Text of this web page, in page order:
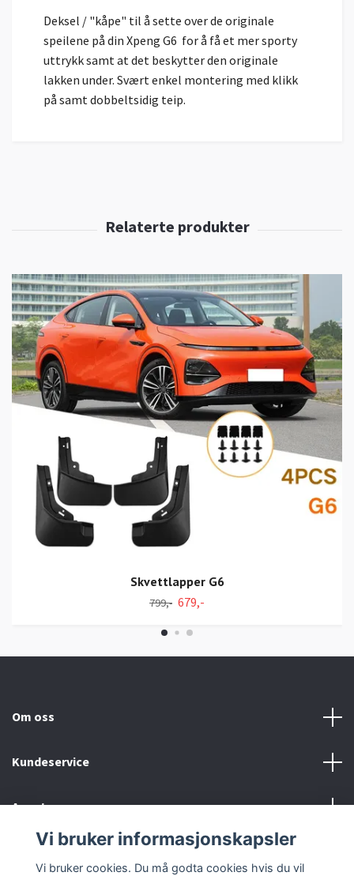
Deksel / "kåpe" til å sette over de originale
speilene på din Xpeng G6 for å få et mer sporty
uttrykk samt at det beskytter den originale
lakken under. Svært enkel montering med klikk
på samt dobbeltsidig teip.
Skvettlapper G6
799,- 679,-
Om oss
Kundeservice
Annet
Vi bruker informasjonskapsler
Vi bruker cookies. Du må godta cookies hvis du vil